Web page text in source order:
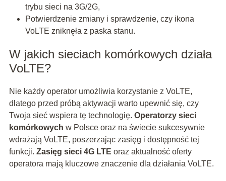
trybu sieci na 3G/2G,
Potwierdzenie zmiany i sprawdzenie, czy ikona
VoLTE zniknęła z paska stanu.
W jakich sieciach komórkowych działa
VoLTE?
Nie każdy operator umożliwia korzystanie z VoLTE,
dlatego przed próbą aktywacji warto upewnić się, czy
Twoja sieć wspiera tę technologię. Operatorzy sieci
komórkowych w Polsce oraz na świecie sukcesywnie
wdrażają VoLTE, poszerzając zasięg i dostępność tej
funkcji. Zasięg sieci 4G LTE oraz aktualność oferty
operatora mają kluczowe znaczenie dla działania VoLTE.